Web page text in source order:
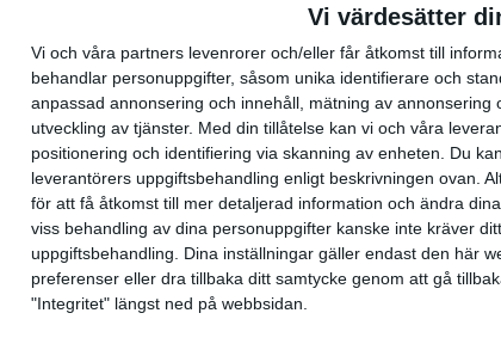
Vi värdesätter
Vi och våra partners levenrorer och/eller får åtkomst till
behandlar personuppgifter, såsom unika identifierare och
anpassad annonsering och innehåll, mätning av
utveckling av tjänster. Med din tillåtelse kan vi och våra
positionering och identifiering via skanning av enheten. Du
leverantörers uppgiftsbehandling enligt beskrivningen ovan.
för att få åtkomst till mer detaljerad information och ändra
viss behandling av dina personuppgifter kanske inte kräver
uppgiftsbehandling. Dina inställningar gäller endast den här
preferenser eller dra tillbaka ditt samtycke genom att gå
"Integritet" längst ned på webbsidan.
Snabbaste segertiden på 12 år i rekordstort
Stockholm Halvmaraton
30 aug 2025
Ett slutsålt och rekordstort adidas Stockholm Halvmaraton
nästintill perfekt löparväder. 18 grader, mulet och väldigt lite
var 19,866 löpare anmälda, varav 15,807 kom till sta...
Löparna viktiga när Sverige vann Finnkampen
26 aug 2025
Den hundrade upplagan av Finnkampen, världens äldsta och
landskamp i friidrott, avgjordes inför fullsatta läktare på